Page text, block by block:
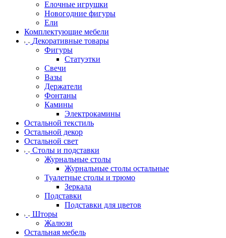
Елочные игрушки
Новогодние фигуры
Ели
Комплектующие мебели
Декоративные товары
Фигуры
Статуэтки
Свечи
Вазы
Держатели
Фонтаны
Камины
Электрокамины
Остальной текстиль
Остальной декор
Остальной свет
Столы и подставки
Журнальные столы
Журнальные столы остальные
Туалетные столы и трюмо
Зеркала
Подставки
Подставки для цветов
Шторы
Жалюзи
Остальная мебель